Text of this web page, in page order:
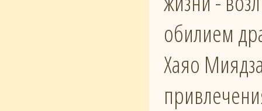
обилием
Хаяо